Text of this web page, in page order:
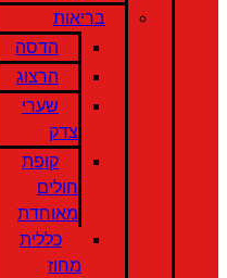
בריאות
הדסה
הרצוג
שערי
צדק
קופת
חולים
מאוחדת
כללית
מחוז